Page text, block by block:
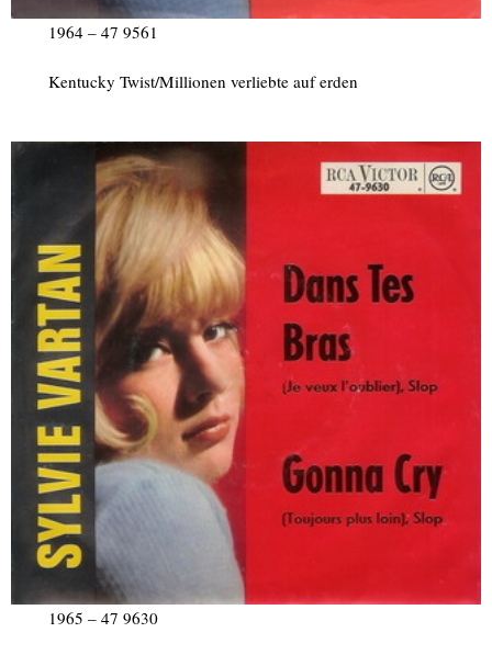
1964 – 47 9561
Kentucky Twist/Millionen verliebte auf erden
1965 – 47 9630